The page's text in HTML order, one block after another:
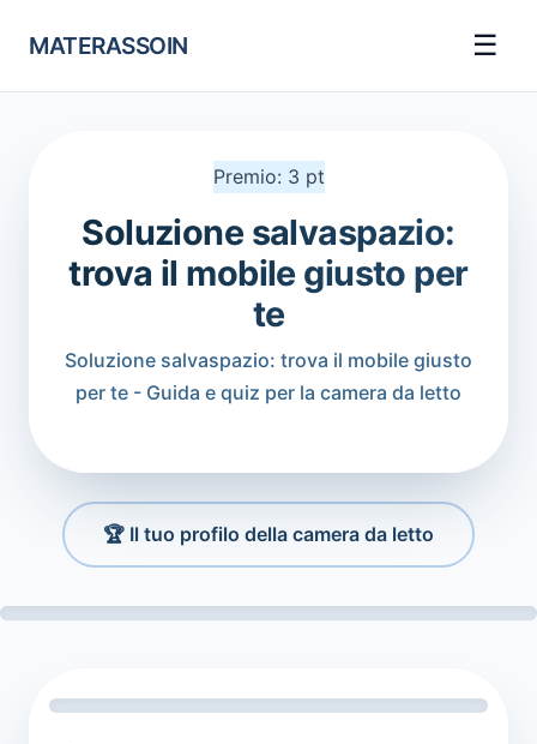
MATERASSOIN ☰
Premio: 3 pt
Soluzione salvaspazio:
trova il mobile giusto per
te
Soluzione salvaspazio: trova il mobile giusto
per te - Guida e quiz per la camera da letto
🏆 Il tuo profilo della camera da letto